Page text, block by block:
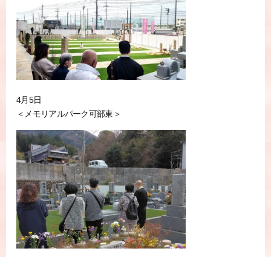
4月5日
＜メモリアルパーク可部東＞